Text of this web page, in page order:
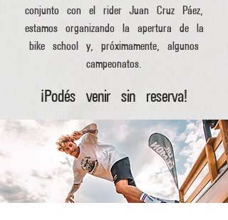
conjunto con el rider Juan Cruz Páez,
estamos organizando la apertura de la
bike school y, próximamente, algunos
campeonatos.
¡Podés venir sin reserva!